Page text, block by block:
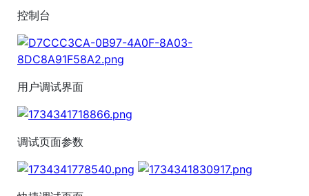
控制台
用户调试界面
调试页面参数